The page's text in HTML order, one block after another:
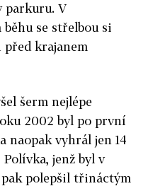
parkuru. V
se střelbou si
krajanem
šerm nejlépe
2002 byl po první
naopak vyhrál jen 14
Polívka, jenž byl v
polepšil třináctým